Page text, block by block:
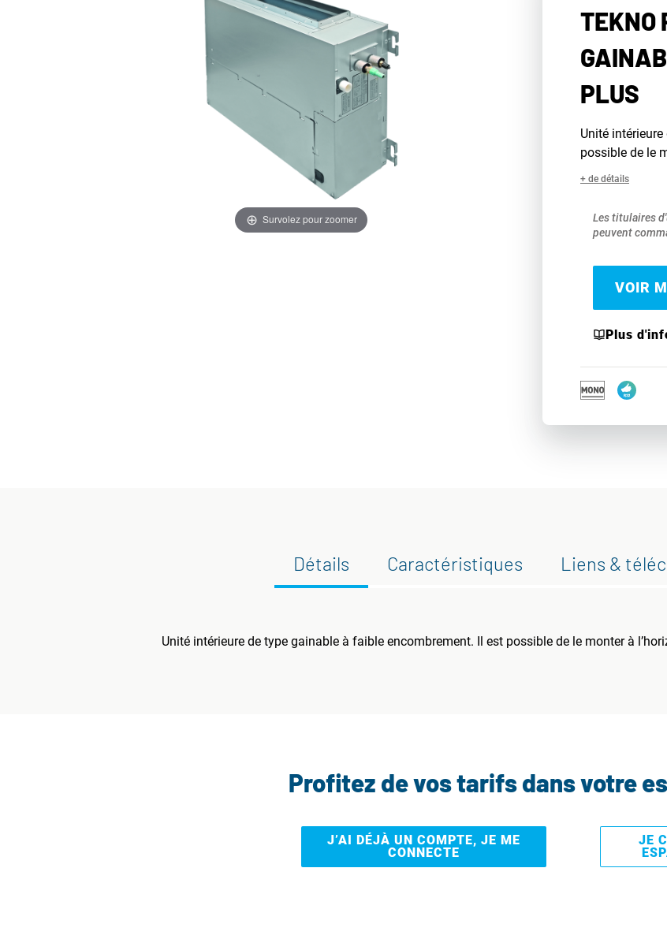
Survolez pour zoomer
TEKNO
PLUS
Unité
possible de le
+ de détails
Les titulaires
peuvent
VOIR
Plus
Détails Caractéristiques Liens &
Unité intérieure de type gainable à faible encombrement. Il est possible de le monter à
Profitez de vos tarifs dans votre
J’AI DÉJÀ UN COMPTE, JE ME
CONNECTE
JE